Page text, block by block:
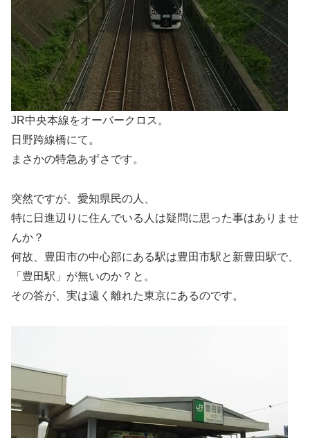
JR中央本線をオーバークロス。
日野跨線橋にて。
まさかの特急あずさです。
突然ですが、愛知県民の人、
特に日進辺りに住んでいる人は疑問に思った事はありませ
んか？
何故、豊田市の中心部にある駅は豊田市駅と新豊田駅で、
「豊田駅」が無いのか？と。
その答が、実は遠く離れた東京にあるのです。